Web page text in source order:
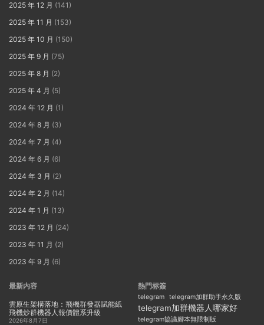
2025 年 12 月 (141)
2025 年 11 月 (153)
2025 年 10 月 (150)
2025 年 9 月 (75)
2025 年 8 月 (2)
2025 年 4 月 (5)
2024 年 12 月 (1)
2024 年 8 月 (3)
2024 年 7 月 (4)
2024 年 6 月 (6)
2024 年 3 月 (2)
2024 年 2 月 (14)
2024 年 1 月 (13)
2023 年 12 月 (24)
2023 年 11 月 (2)
2023 年 9 月 (6)
最新内容
雲原生架構落地：飛機群發器賦能紙
飛機炒群機器人報價體系升級
2026年8月7日
熱門标簽
telegram telegram加群助手永久版
telegram加群機器人哪家好
telegram協議腳本無限制版